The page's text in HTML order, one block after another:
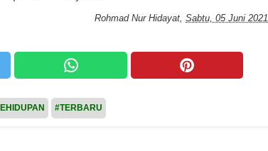
Rohmad Nur Hidayat, Sabtu, 05 Juni 2021
#TERBARU